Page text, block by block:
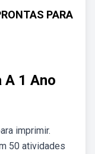
PARA
1 Ano
imprimir.
50 atividades